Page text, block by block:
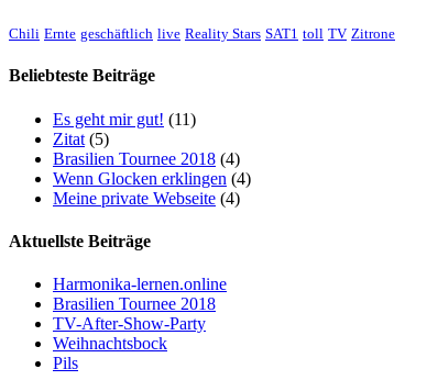
Chili Ernte geschäftlich live Reality Stars SAT1 toll TV Zitrone
Beliebteste Beiträge
Es geht mir gut! (11)
Zitat (5)
Brasilien Tournee 2018 (4)
Wenn Glocken erklingen (4)
Meine private Webseite (4)
Aktuellste Beiträge
Harmonika-lernen.online
Brasilien Tournee 2018
TV-After-Show-Party
Weihnachtsbock
Pils